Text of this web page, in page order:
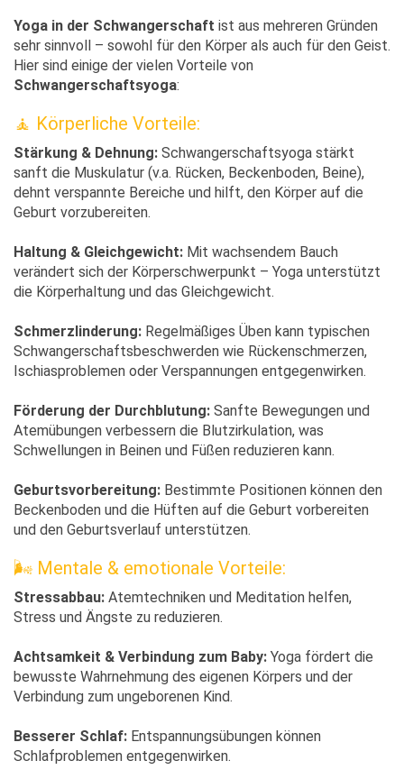
Yoga in der Schwangerschaft ist aus mehreren Gründen
sehr sinnvoll – sowohl für den Körper als auch für den Geist.
Hier sind einige der vielen Vorteile von
Schwangerschaftsyoga:
🧘‍ Körperliche Vorteile:
Stärkung & Dehnung: Schwangerschaftsyoga stärkt
sanft die Muskulatur (v.a. Rücken, Beckenboden, Beine),
dehnt verspannte Bereiche und hilft, den Körper auf die
Geburt vorzubereiten.
Haltung & Gleichgewicht: Mit wachsendem Bauch
verändert sich der Körperschwerpunkt – Yoga unterstützt
die Körperhaltung und das Gleichgewicht.
Schmerzlinderung: Regelmäßiges Üben kann typischen
Schwangerschaftsbeschwerden wie Rückenschmerzen,
Ischiasproblemen oder Verspannungen entgegenwirken.
Förderung der Durchblutung: Sanfte Bewegungen und
Atemübungen verbessern die Blutzirkulation, was
Schwellungen in Beinen und Füßen reduzieren kann.
Geburtsvorbereitung: Bestimmte Positionen können den
Beckenboden und die Hüften auf die Geburt vorbereiten
und den Geburtsverlauf unterstützen.
🌬️ Mentale & emotionale Vorteile:
Stressabbau: Atemtechniken und Meditation helfen,
Stress und Ängste zu reduzieren.
Achtsamkeit & Verbindung zum Baby: Yoga fördert die
bewusste Wahrnehmung des eigenen Körpers und der
Verbindung zum ungeborenen Kind.
Besserer Schlaf: Entspannungsübungen können
Schlafproblemen entgegenwirken.